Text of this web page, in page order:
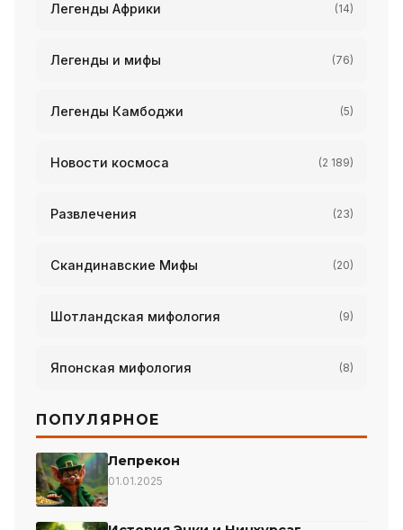
Легенды Африки (14)
Легенды и мифы (76)
Легенды Камбоджи (5)
Новости космоса (2 189)
Развлечения (23)
Скандинавские Мифы (20)
Шотландская мифология (9)
Японская мифология (8)
ПОПУЛЯРНОЕ
Лепрекон
01.01.2025